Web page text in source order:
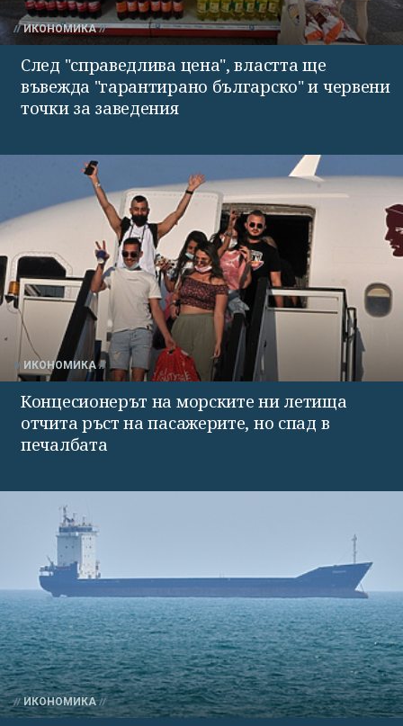
ИКОНОМИКА
След "справедлива цена", властта ще
въвежда "гарантирано българско" и червени
точки за заведения
ИКОНОМИКА
Концесионерът на морските ни летища
отчита ръст на пасажерите, но спад в
печалбата
ИКОНОМИКА